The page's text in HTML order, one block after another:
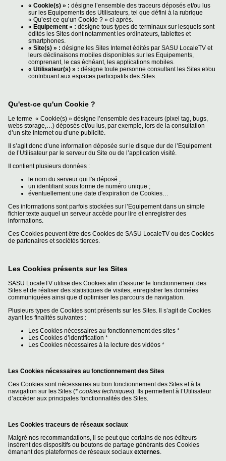
Elevage-
Conservatoire
Traitance
Legislation
Maladies-
Pédagogie-
Formation
Agenda
Vidéos
« Cookie(s) » : désigne l’ensemble des traceurs déposés et/ou lus
sur les Equipements des Utilisateurs, tel que défini à la rubrique
« Qu’est-ce qu’un Cookie ? » ci-après.
« Equipement » : désigne tous types de terminaux sur lesquels sont
édités les Sites dont notamment les ordinateurs, tablettes et
smartphones.
« Site(s) » : désigne les Sites Internet édités par SASU LocaleTV et
leurs déclinaisons mobiles disponibles sur les Equipements,
comprenant, le cas échéant, les applications mobiles.
« Utilisateur(s) » : désigne toute personne consultant les Sites et/ou
contribuant aux espaces participatifs des Sites.
Qu'est-ce qu'un Cookie ?
Le terme « Cookie(s) » désigne l’ensemble des traceurs (pixel tag, bugs,
webs storage,…) déposés et/ou lus, par exemple, lors de la consultation
d’un site Internet ou d’une publicité.
Il s’agit donc d’une information déposée sur le disque dur de l’Equipement
de l’Utilisateur par le serveur du Site ou de l’application visité.
Il contient plusieurs données :
le nom du serveur qui l'a déposé ;
un identifiant sous forme de numéro unique ;
éventuellement une date d'expiration de Cookies…
Ces informations sont parfois stockées sur l’Equipement dans un simple
fichier texte auquel un serveur accède pour lire et enregistrer des
informations.
Ces Cookies peuvent être des Cookies de SASU LocaleTV ou des Cookies
de partenaires et sociétés tierces.
Les Cookies présents sur les Sites
SASU LocaleTV utilise des Cookies afin d'assurer le fonctionnement des
Sites et de réaliser des statistiques de visites, enregistrer les données
communiquées ainsi que d’optimiser les parcours de navigation.
Plusieurs types de Cookies sont présents sur les Sites. Il s’agit de Cookies
ayant les finalités suivantes :
Les Cookies nécessaires au fonctionnement des sites *
Les Cookies d’identification *
Les Cookies nécessaires à la lecture des vidéos *
Les Cookies nécessaires au fonctionnement des Sites
Ces Cookies sont nécessaires au bon fonctionnement des Sites et à la
navigation sur les Sites (* cookies techniques). Ils permettent à l’Utilisateur
d’accéder aux principales fonctionnalités des Sites.
Les Cookies traceurs de réseaux sociaux
Malgré nos recommandations, il se peut que certains de nos éditeurs
insèrent des dispositifs ou boutons de partage générants des Cookies
émanant des plateformes de réseaux sociaux externes.